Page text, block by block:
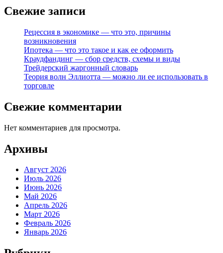
Свежие записи
Рецессия в экономике — что это, причины
возникновения
Ипотека — что это такое и как ее оформить
Краудфандинг — сбор средств, схемы и виды
Трейдерский жаргонный словарь
Теория волн Эллиотта — можно ли ее использовать в
торговле
Свежие комментарии
Нет комментариев для просмотра.
Архивы
Август 2026
Июль 2026
Июнь 2026
Май 2026
Апрель 2026
Март 2026
Февраль 2026
Январь 2026